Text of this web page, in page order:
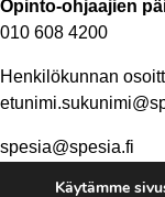
Opinto-ohjaajien
010 608 4200
Henkilökunnan
spesia@spesia.fi
Käytämme